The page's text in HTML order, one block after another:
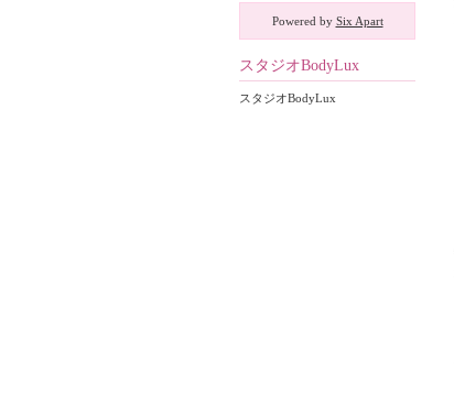
Powered by Six Apart
スタジオBodyLux
スタジオBodyLux